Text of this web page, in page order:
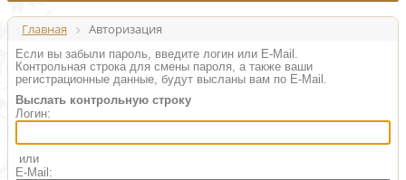
Главная Авторизация
Если вы забыли пароль, введите логин или E-Mail.
Контрольная строка для смены пароля, а также ваши
регистрационные данные, будут высланы вам по E-Mail.
Выслать контрольную строку
Логин:
или
E-Mail: